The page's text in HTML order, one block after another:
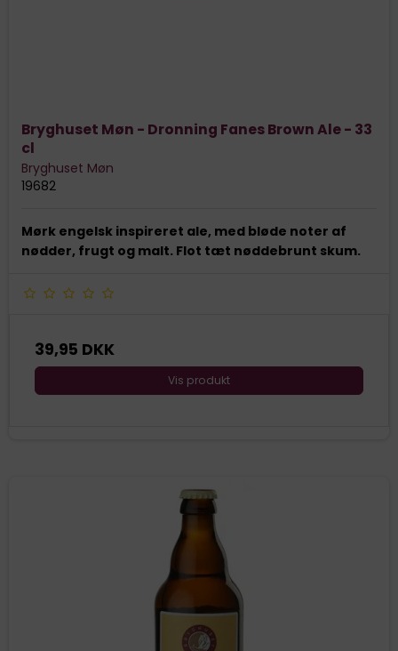
Bryghuset Møn - Dronning Fanes Brown Ale - 33
cl
Bryghuset Møn
19682
Mørk engelsk inspireret ale, med bløde noter af
nødder, frugt og malt. Flot tæt nøddebrunt skum.
39,95 DKK
Vis produkt